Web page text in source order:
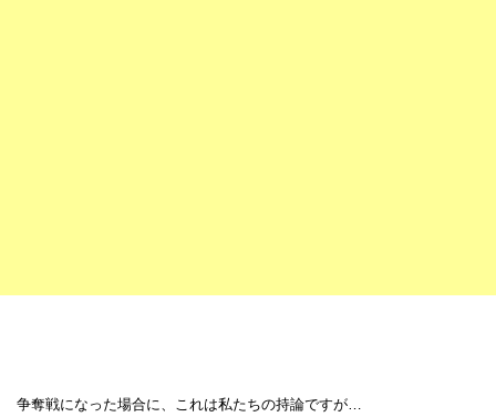
争奪戦になった場合に、これは私たちの持論ですが…